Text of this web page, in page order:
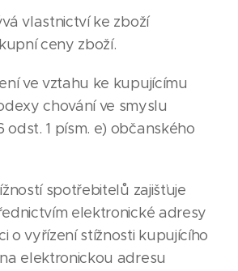
vlastnictví ke zboží
ceny zboží.
ve vztahu ke kupujícímu
chování ve smyslu
odst. 1 písm. e) občanského
spotřebitelů zajišťuje
elektronické adresy
o vyřízení stížnosti kupujícího
elektronickou adresu